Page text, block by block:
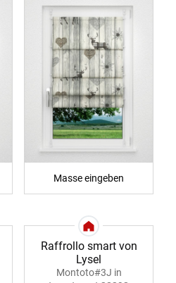
Masse eingeben
Raffrollo smart von
Lysel
Montoto#3J in